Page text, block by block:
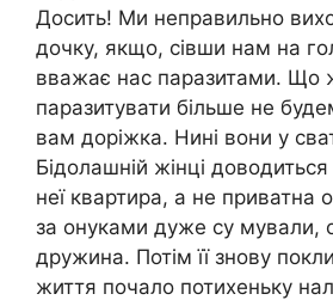
Досить! Ми неправильно
дочку, якщо, сівши нам на
вважає нас паразитами. Що
паразитувати більше не
вам доріжка. Нині вони у
Бідолашній жінці
неї квартира, а не приватна
за онуками дуже су мували,
дружина. Потім її знову
життя почало потихеньку